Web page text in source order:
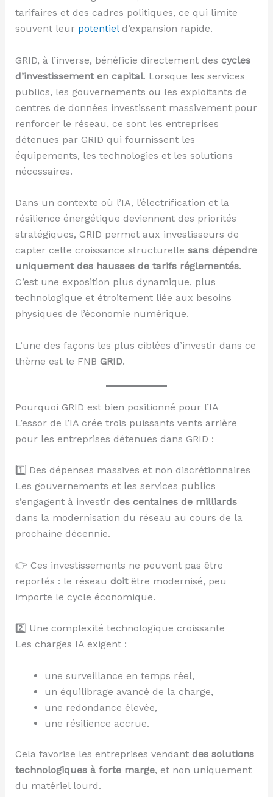
tarifaires et des cadres politiques, ce qui limite
souvent leur potentield’expansion rapide.
GRID, à l’inverse, bénéficie directement des cycles
d’investissement en capital. Lorsque les services
publics, les gouvernements ou les exploitants de
centres de données investissent massivement pour
renforcer le réseau, ce sont les entreprises
détenues par GRID qui fournissent les
équipements, les technologies et les solutions
nécessaires.
Dans un contexte où l’IA, l’électrification et la
résilience énergétique deviennent des priorités
stratégiques, GRID permet aux investisseurs de
capter cette croissance structurelle sans dépendre
uniquement des hausses de tarifs réglementés.
C’est une exposition plus dynamique, plus
technologique et étroitement liée aux besoins
physiques de l’économie numérique.
L’une des façons les plus ciblées d’investir dans ce
thème est le FNB GRID.
Pourquoi GRID est bien positionné pour l’IA
L’essor de l’IA crée trois puissants vents arrière
pour les entreprises détenues dans GRID :
1️⃣ Des dépenses massives et non discrétionnaires
Les gouvernements et les services publics
s’engagent à investir des centaines de milliards
dans la modernisation du réseau au cours de la
prochaine décennie.
👉 Ces investissements ne peuvent pas être
reportés : le réseau doitêtre modernisé, peu
importe le cycle économique.
2️⃣ Une complexité technologique croissante
Les charges IA exigent :
une surveillance en temps réel,
un équilibrage avancé de la charge,
une redondance élevée,
une résilience accrue.
Cela favorise les entreprises vendant des solutions
technologiques à forte marge, et non uniquement
du matériel lourd.